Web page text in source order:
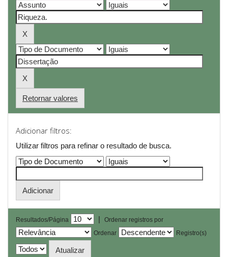
Retornar valores
Adicionar filtros:
Utilizar filtros para refinar o resultado de busca.
Resultados/Página |
Ordenar registros por
Ordenar
Registro(s)